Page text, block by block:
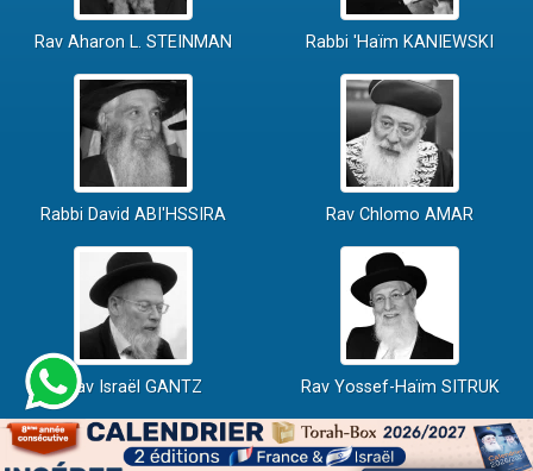
Rav Aharon L. STEINMAN Rabbi 'Haïm KANIEWSKI
Rabbi David ABI'HSSIRA Rav Chlomo AMAR
Rav Israël GANTZ Rav Yossef-Haïm SITRUK